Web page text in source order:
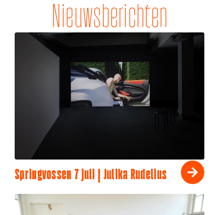
Nieuwsberichten
Springvossen 7 juli | Julika Rudelius